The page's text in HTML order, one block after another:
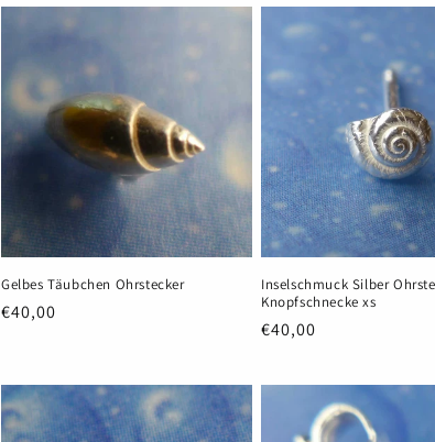
Gelbes Täubchen Ohrstecker
Normaler
€40,00
Inselschmuck Silber
Knopfschnecke xs
Normaler
€40,00